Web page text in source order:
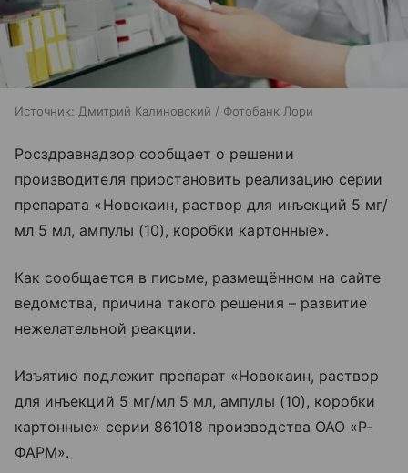
Источник: Дмитрий Калиновский / Фотобанк Лори
Росздравнадзор сообщает о решении
производителя приостановить реализацию серии
препарата «Новокаин, раствор для инъекций 5 мг/
мл 5 мл, ампулы (10), коробки картонные».
Как сообщается в письме, размещённом на сайте
ведомства, причина такого решения – развитие
нежелательной реакции.
Изъятию подлежит препарат «Новокаин, раствор
для инъекций 5 мг/мл 5 мл, ампулы (10), коробки
картонные» серии 861018 производства ОАО «Р-
ФАРМ».